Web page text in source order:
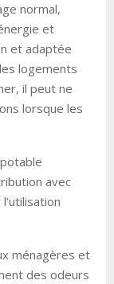
normal,
et
et adaptée
logements
il peut ne
lorsque les
avec
ménagères et
des odeurs